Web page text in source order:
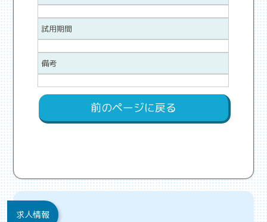
試用期間
備考
前のページに戻る
求人情報